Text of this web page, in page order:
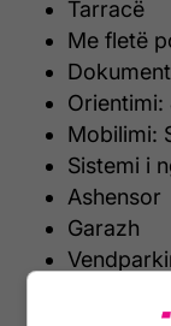
Tarracë
Me fletë
Orientimi:
Mobilimi:
Sistemi i
Ashensor
Garazh